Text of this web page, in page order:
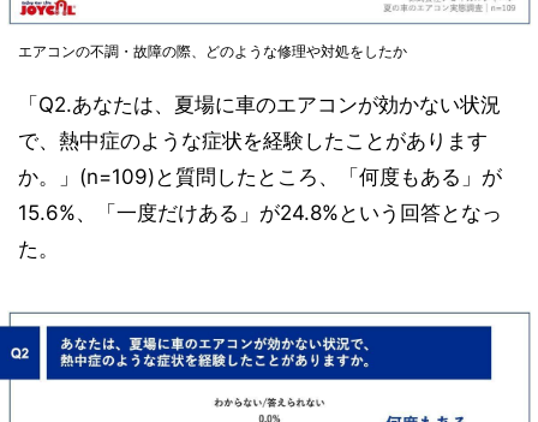
エアコンの不調・故障の際、どのような修理や対処をしたか
「Q2.あなたは、夏場に車のエアコンが効かない状況
で、熱中症のような症状を経験したことがあります
か。」(n=109)と質問したところ、「何度もある」が
15.6%、「一度だけある」が24.8%という回答となっ
た。